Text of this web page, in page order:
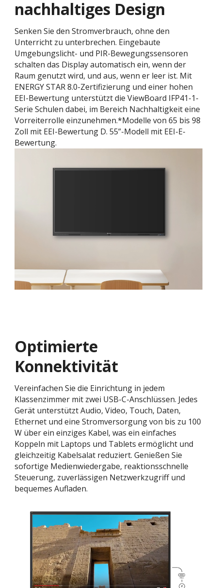
nachhaltiges Design
Senken Sie den Stromverbrauch, ohne den
Unterricht zu unterbrechen. Eingebaute
Umgebungslicht- und PIR-Bewegungssensoren
schalten das Display automatisch ein, wenn der
Raum genutzt wird, und aus, wenn er leer ist. Mit
ENERGY STAR 8.0-Zertifizierung und einer hohen
EEI-Bewertung unterstützt die ViewBoard IFP41-1-
Serie Schulen dabei, im Bereich Nachhaltigkeit eine
Vorreiterrolle einzunehmen.*Modelle von 65 bis 98
Zoll mit EEI-Bewertung D. 55”-Modell mit EEI-E-
Bewertung.
Optimierte
Konnektivität
Vereinfachen Sie die Einrichtung in jedem
Klassenzimmer mit zwei USB-C-Anschlüssen. Jedes
Gerät unterstützt Audio, Video, Touch, Daten,
Ethernet und eine Stromversorgung von bis zu 100
W über ein einziges Kabel, was ein einfaches
Koppeln mit Laptops und Tablets ermöglicht und
gleichzeitig Kabelsalat reduziert. Genießen Sie
sofortige Medienwiedergabe, reaktionsschnelle
Steuerung, zuverlässigen Netzwerkzugriff und
bequemes Aufladen.